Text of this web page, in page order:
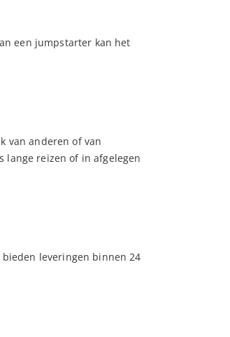
een jumpstarter kan het
van anderen of van
reizen of in afgelegen
leveringen binnen 24